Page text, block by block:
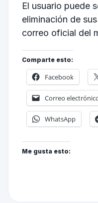
El usuario puede
eliminación de
correo oficial del
Comparte esto:
Facebook
Correo
WhatsApp
Me gusta esto: